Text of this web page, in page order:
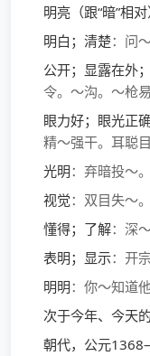
明亮（跟“暗”相对
明白；清楚：问
公开；显露在外
令。～沟。～枪
眼力好；眼光正
精～强干。耳聪
光明：弃暗投～
视觉：双目失～。
懂得；了解：深
表明；显示：开
明明：你～知道
次于今年、今天的
朝代，公元